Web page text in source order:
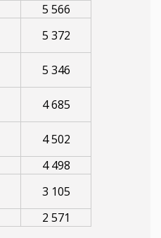
5 566
5 372
5 346
4 685
4 502
4 498
3 105
2 571